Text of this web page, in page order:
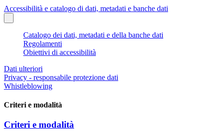
Accessibilità e catalogo di dati, metadati e banche dati
Catalogo dei dati, metadati e della banche dati
Regolamenti
Obiettivi di accessibilità
Dati ulteriori
Privacy - responsabile protezione dati
Whistleblowing
Criteri e modalità
Criteri e modalità